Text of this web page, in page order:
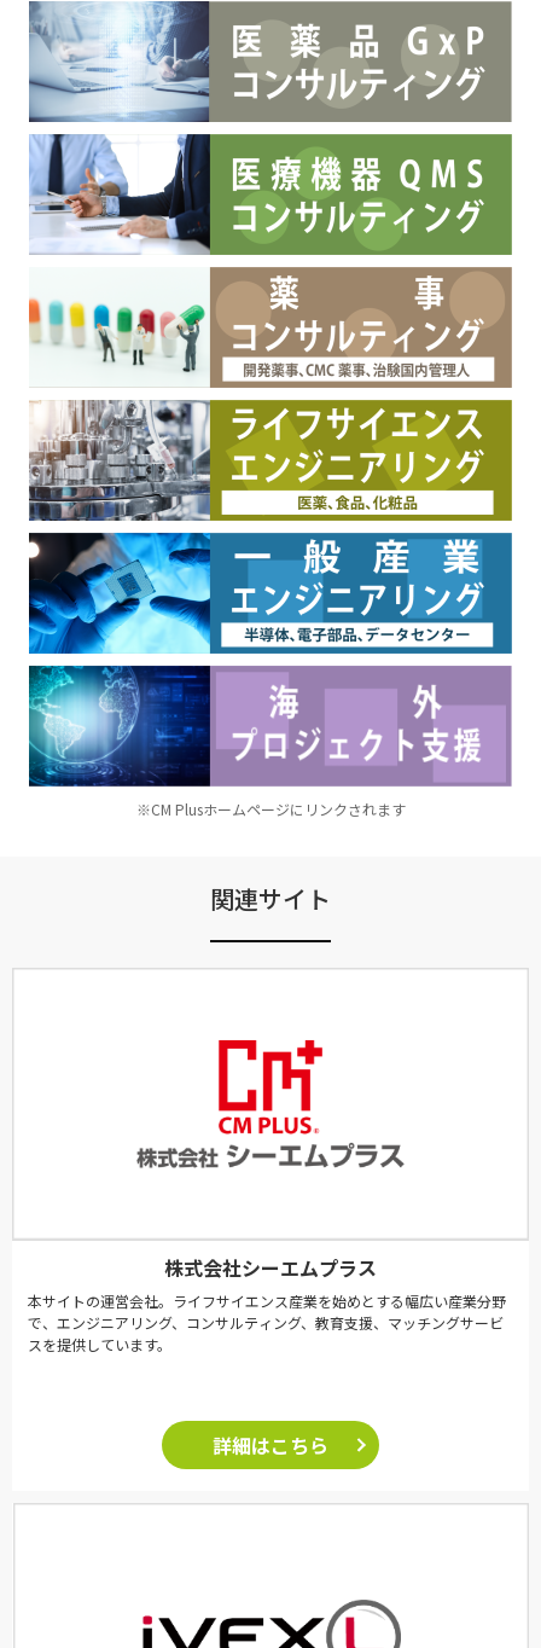
※CM Plusホームページにリンクされます
関連サイト
株式会社シーエムプラス
本サイトの運営会社。ライフサイエンス産業を始めとする幅広い産業分野
で、エンジニアリング、コンサルティング、教育支援、マッチングサービ
スを提供しています。
詳細はこちら